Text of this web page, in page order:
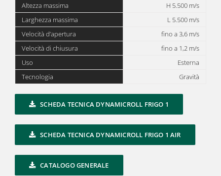
Altezza massima
H 5.500 m/s
Larghezza massima
L 5.500 m/s
Velocità d’apertura
fino a 3,6 m/s
Velocità di chiusura
fino a 1,2 m/s
Uso
Esterna
Tecnologia
Gravità
SCHEDA TECNICA DYNAMICROLL FRIGO 1
SCHEDA TECNICA DYNAMICROLL FRIGO 1 AIR
CATALOGO GENERALE